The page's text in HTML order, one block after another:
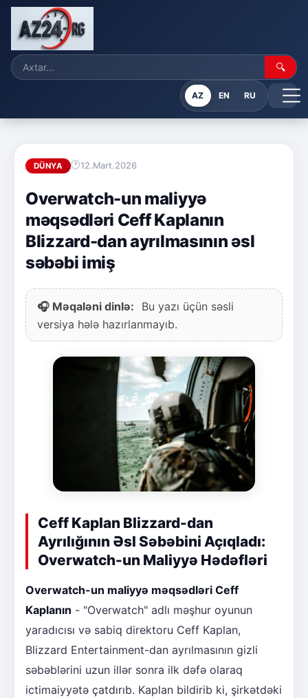
🔍
AZ EN RU
DÜNYA 12.Mart.2026
Overwatch-un maliyyə
məqsədləri Ceff Kaplanın
Blizzard-dan ayrılmasının əsl
səbəbi imiş
🎧 Məqaləni dinlə:
Bu yazı üçün səsli
versiya hələ hazırlanmayıb.
Ceff Kaplan Blizzard-dan
Ayrılığının Əsl Səbəbini Açıqladı:
Overwatch-un Maliyyə Hədəfləri
Overwatch-un maliyyə məqsədləri Ceff
Kaplanın - "Overwatch" adlı məşhur oyunun
yaradıcısı və sabiq direktoru Ceff Kaplan,
Blizzard Entertainment-dan ayrılmasının gizli
səbəblərini uzun illər sonra ilk dəfə olaraq
ictimaiyyətə çatdırıb. Kaplan bildirib ki, şirkətdəki